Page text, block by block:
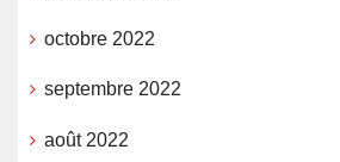
octobre 2022
septembre 2022
août 2022